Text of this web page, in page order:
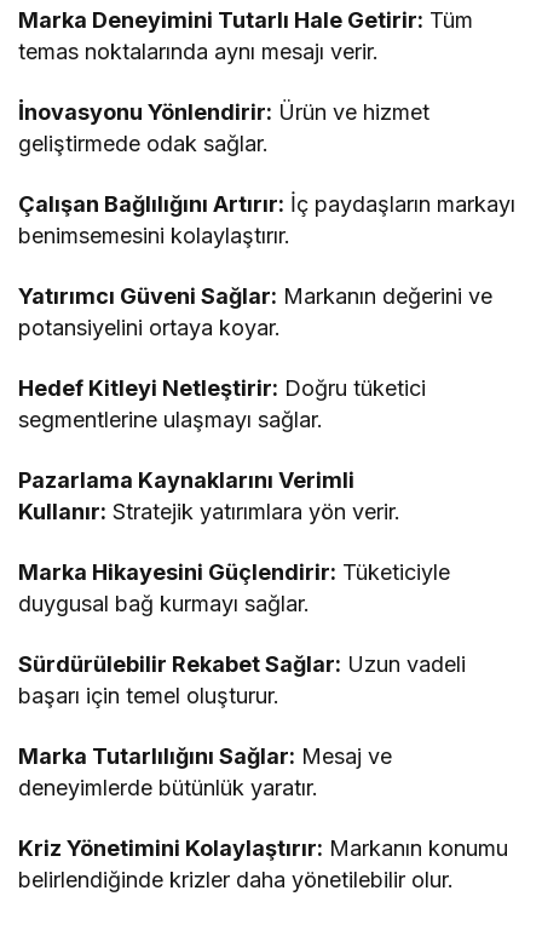
Marka Deneyimini Tutarlı Hale Getirir: Tüm
temas noktalarında aynı mesajı verir.
İnovasyonu Yönlendirir: Ürün ve hizmet
geliştirmede odak sağlar.
Çalışan Bağlılığını Artırır: İç paydaşların markayı
benimsemesini kolaylaştırır.
Yatırımcı Güveni Sağlar: Markanın değerini ve
potansiyelini ortaya koyar.
Hedef Kitleyi Netleştirir: Doğru tüketici
segmentlerine ulaşmayı sağlar.
Pazarlama Kaynaklarını Verimli
Kullanır: Stratejik yatırımlara yön verir.
Marka Hikayesini Güçlendirir: Tüketiciyle
duygusal bağ kurmayı sağlar.
Sürdürülebilir Rekabet Sağlar: Uzun vadeli
başarı için temel oluşturur.
Marka Tutarlılığını Sağlar: Mesaj ve
deneyimlerde bütünlük yaratır.
Kriz Yönetimini Kolaylaştırır: Markanın konumu
belirlendiğinde krizler daha yönetilebilir olur.